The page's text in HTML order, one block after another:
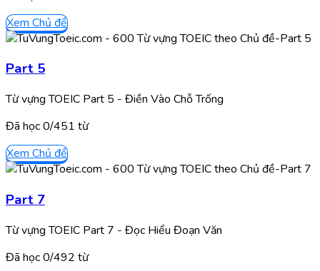
Xem Chủ đề
Part 5
Từ vựng TOEIC Part 5 - Điền Vào Chỗ Trống
Đã học0/451 từ
Xem Chủ đề
Part 7
Từ vựng TOEIC Part 7 - Đọc Hiểu Đoạn Văn
Đã học0/492 từ